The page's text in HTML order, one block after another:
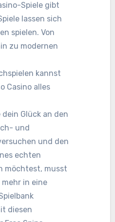
Spiele gibt
lassen sich
spielen. Von
zu modernen
kannst
Casino alles
Glück an den
und
und den
echten
möchtest, musst
in eine
diesen